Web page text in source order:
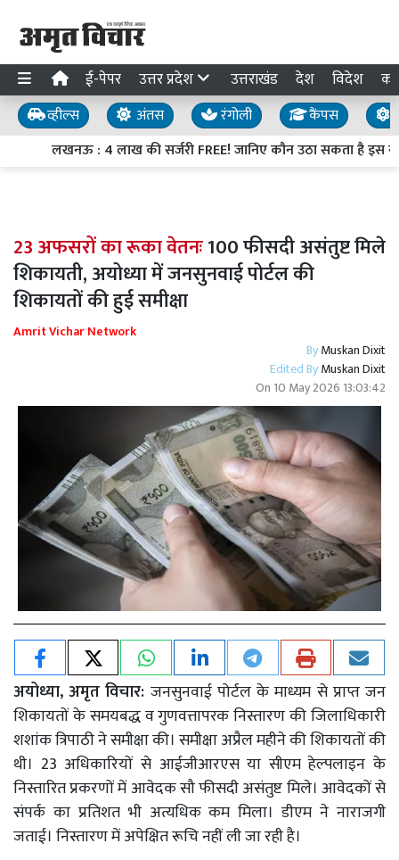
ई-पेपर उत्तर प्रदेश उत्तराखंड देश विदेश
व्हील्स अंतस रंगोली कैंपस
लखनऊ : 4 लाख की सर्जरी FREE! जानिए कौन उठा सकता है इस
23 अफसरों का रूका वेतनः100 फीसदी असंतुष्ट मिले
शिकायती, अयोध्या में जनसुनवाई पोर्टल की
शिकायतों की हुई समीक्षा
Amrit Vichar Network
ByMuskan Dixit
Edited ByMuskan Dixit
On 10 May 2026 13:03:42
अयोध्या, अमृत विचार: जनसुनवाई पोर्टल के माध्यम से प्राप्त जन
शिकायतों के समयबद्ध व गुणवत्तापरक निस्तारण की जिलाधिकारी
शशांक त्रिपाठी ने समीक्षा की। समीक्षा अप्रैल महीने की शिकायतों की
थी। 23 अधिकारियों से आईजीआरएस या सीएम हेल्पलाइन के
निस्तारित प्रकरणों में आवेदक सौ फीसदी असंतुष्ट मिले। आवेदकों से
संपर्क का प्रतिशत भी अत्यधिक कम मिला। डीएम ने नाराजगी
जताई। निस्तारण में अपेक्षित रूचि नहीं ली जा रही है।